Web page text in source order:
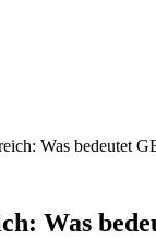
Was bedeutet
Was